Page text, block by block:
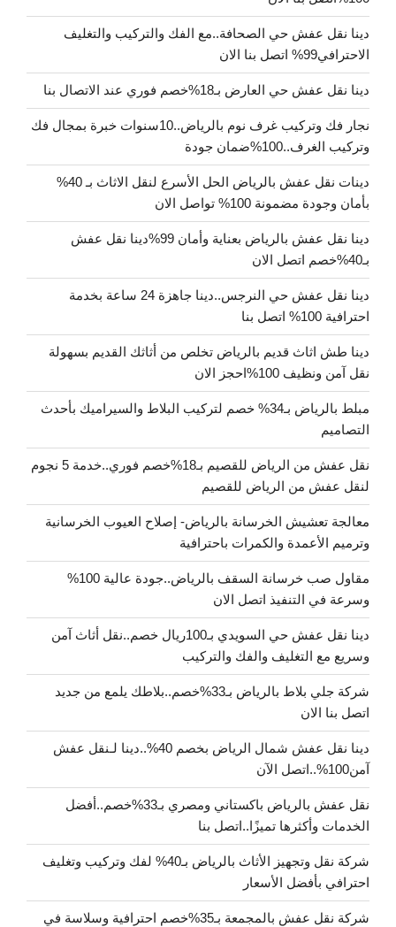
دينا نقل عفش حي الصحافة..مع الفك والتركيب والتغليف
الاحترافي99% اتصل بنا الان
دينا نقل عفش حي العارض بـ18%خصم فوري عند الاتصال بنا
نجار فك وتركيب غرف نوم بالرياض..10سنوات خبرة بمجال فك
وتركيب الغرف..100%ضمان جودة
دينات نقل عفش بالرياض الحل الأسرع لنقل الاثاث بـ 40%
بأمان وجودة مضمونة 100% تواصل الان
دينا نقل عفش بالرياض بعناية وأمان 99%دينا نقل عفش
بـ40%خصم اتصل الان
دينا نقل عفش حي النرجس..دينا جاهزة 24 ساعة بخدمة
احترافية 100% اتصل بنا
دينا طش اثاث قديم بالرياض تخلص من أثاثك القديم بسهولة
نقل آمن ونظيف 100%احجز الان
مبلط بالرياض بـ34% خصم لتركيب البلاط والسيراميك بأحدث
التصاميم
نقل عفش من الرياض للقصيم بـ18%خصم فوري..خدمة 5 نجوم
لنقل عفش من الرياض للقصيم
معالجة تعشيش الخرسانة بالرياض- إصلاح العيوب الخرسانية
وترميم الأعمدة والكمرات باحترافية
مقاول صب خرسانة السقف بالرياض..جودة عالية 100%
وسرعة في التنفيذ اتصل الان
دينا نقل عفش حي السويدي بـ100ريال خصم..نقل أثاث آمن
وسريع مع التغليف والفك والتركيب
شركة جلي بلاط بالرياض بـ33%خصم..بلاطك يلمع من جديد
اتصل بنا الان
دينا نقل عفش شمال الرياض بخصم 40%..دينا لـنقل عفش
آمن100%..اتصل الآن
نقل عفش بالرياض باكستاني ومصري بـ33%خصم..أفضل
الخدمات وأكثرها تميزًا..اتصل بنا
شركة نقل وتجهيز الأثاث بالرياض بـ40% لفك وتركيب وتغليف
احترافي بأفضل الأسعار
شركة نقل عفش بالمجمعة بـ35%خصم احترافية وسلاسة في